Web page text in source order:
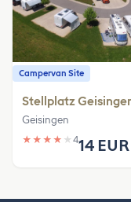
Campervan Site
Stellplatz
Geisingen
★ ★ ★ ★ ★ 414 EUR